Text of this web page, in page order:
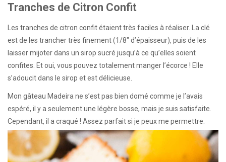
Tranches de Citron Confit
Les tranches de citron confit étaient très faciles à réaliser. La clé
est de les trancher très finement (1/8″ d’épaisseur), puis de les
laisser mijoter dans un sirop sucré jusqu’à ce qu’elles soient
confites. Et oui, vous pouvez totalement manger l’écorce ! Elle
s’adoucit dans le sirop et est délicieuse.
Mon gâteau Madeira ne s’est pas bien domé comme je l’avais
espéré, il y a seulement une légère bosse, mais je suis satisfaite.
Cependant, il a craqué ! Assez parfait si je peux me permettre.